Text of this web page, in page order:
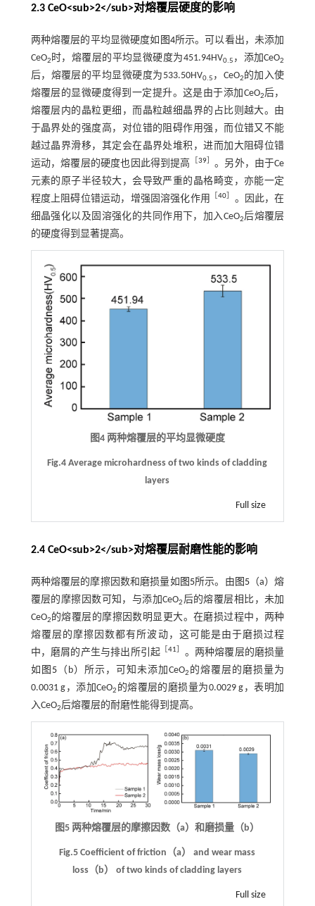
2.3 CeO<sub>2</sub>对熔覆层硬度的影响
两种熔覆层的平均显微硬度如 图4所示。可以看出，未添加
CeO2时，熔覆层的平均显微硬度为451.94HV0.5 ，添加CeO2
后，熔覆层的平均显微硬度为533.50HV0.5 ，CeO2 的加入使
熔覆层的显微硬度得到一定提升。这是由于添加CeO2后，
熔覆层内的晶粒更细，而晶粒越细晶界的占比则越大。由
于晶界处的强度高，对位错的阻碍作用强，而位错又不能
越过晶界滑移，其定会在晶界处堆积，进而加大阻碍位错
运动，熔覆层的硬度也因此得到提高
39］ 。另外，由于Ce
元素的原子半径较大，会导致严重的晶格畸变，亦能一定
程度上阻碍位错运动，增强固溶强化作用
［40
。因此，在
细晶强化以及固溶强化的共同作用下，加入CeO2后熔覆层
的硬度得到显著提高。
图4 两种熔覆层的平均显微硬度
Fig.4 Average microhardness of two kinds of cladding
layers
Full size
2.4 CeO<sub>2</sub>对熔覆层耐磨性能的影响
两种熔覆层的摩擦因数和磨损量如 图5所示。由 图5（a）熔
覆层的摩擦因数可知，与添加CeO2 后的熔覆层相比，未加
CeO2 的熔覆层的摩擦因数明显更大。在磨损过程中，两种
熔覆层的摩擦因数都有所波动，这可能是由于磨损过程
中，磨屑的产生与排出所引起 ［41
。两种熔覆层的磨损量
如 图5（b）所示，可知未添加CeO2 的熔覆层的磨损量为
0.0031 g，添加CeO2 的熔覆层的磨损量为0.0029 g，表明加
入CeO2后熔覆层的耐磨性能得到提高。
图5 两种熔覆层的摩擦因数（a）和磨损量（b）
Fig.5 Coefficient of friction（a） and wear mass
loss（b） of two kinds of cladding layers
Full size